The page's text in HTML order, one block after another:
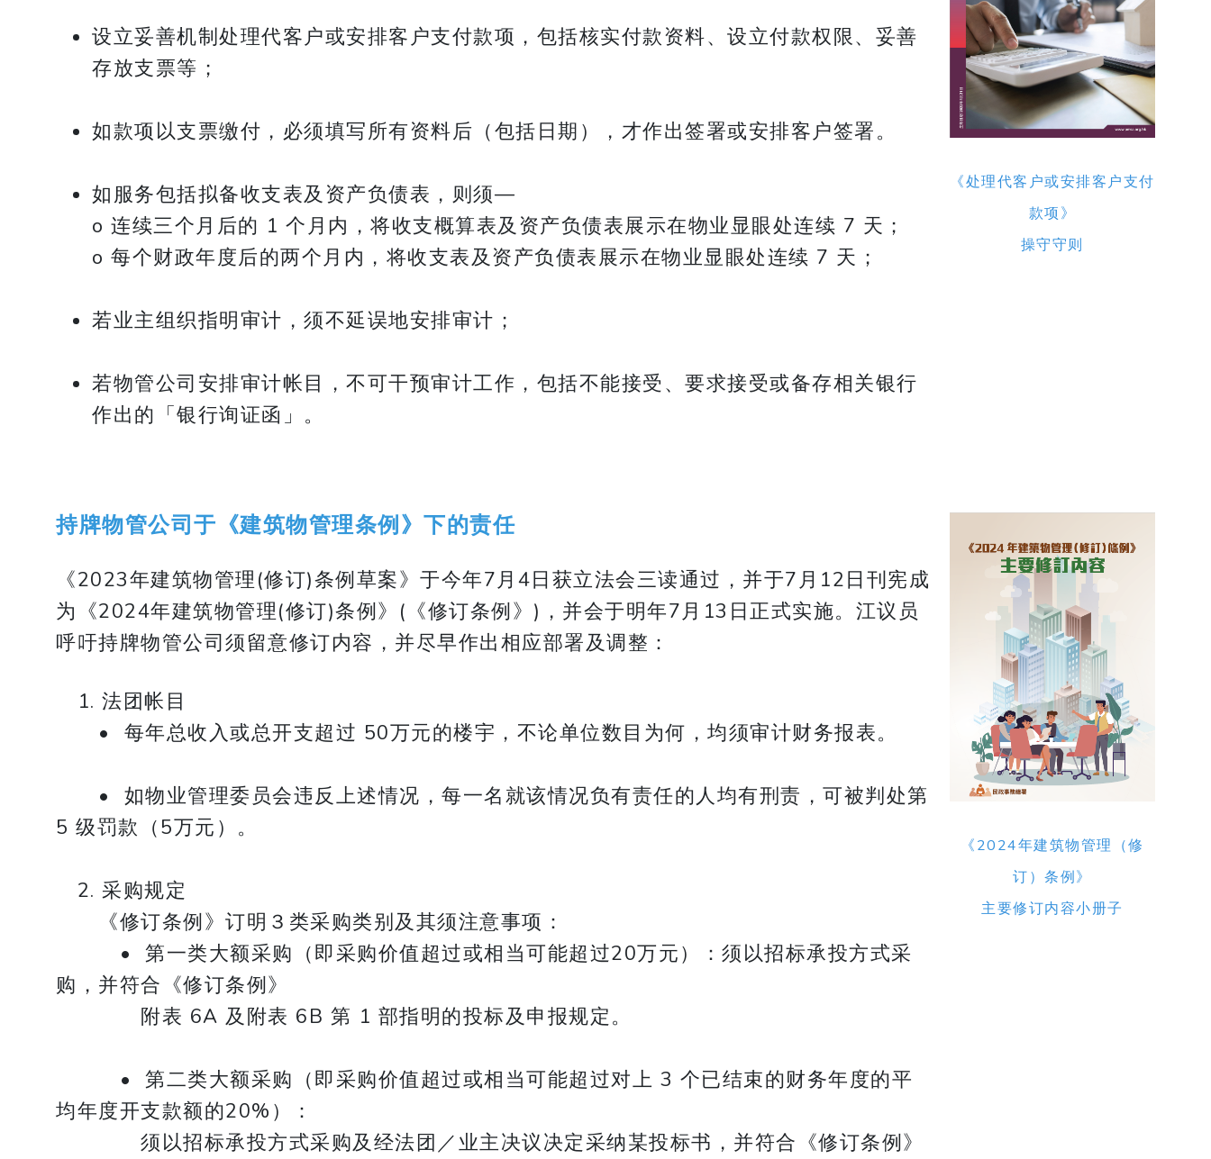
设立妥善机制处理代客户或安排客户支付款项，包括核实付款资料、设立付款权限、妥善
存放支票等；
如款项以支票缴付，必须填写所有资料后（包括日期），才作出签署或安排客户签署。
如服务包括拟备收支表及资产负债表，则须—
o 连续三个月后的 1 个月内，将收支概算表及资产负债表展示在物业显眼处连续 7 天；
o 每个财政年度后的两个月内，将收支表及资产负债表展示在物业显眼处连续 7 天；
若业主组织指明审计，须不延误地安排审计；
若物管公司安排审计帐目，不可干预审计工作，包括不能接受、要求接受或备存相关银行
作出的「银行询证函」。
《处理代客户或安排客户支付
款项》
​​​​​​​操守守则
持牌物管公司于《建筑物管理条例》下的责任
《2023年建筑物管理(修订)条例草案》于今年7月4日获立法会三读通过，并于7月12日刊宪成
为《2024年建筑物管理(修订)条例》(《修订条例》)，并会于明年7月13日正式实施。江议员
呼吁持牌物管公司须留意修订内容，并尽早作出相应部署及调整：
1. 法团帐目
• 每年总收入或总开支超过 50万元的楼宇，不论单位数目为何，均须审计财务报表。
• 如物业管理委员会违反上述情况，每一名就该情况负有责任的人均有刑责，可被判处第
5 级罚款（5万元）。
2. 采购规定
《修订条例》订明３类采购类别及其须注意事项：
​​​​​​ ​• 第一类大额采购（即采购价值超过或相当可能超过20万元）：须以招标承投方式采
购，并符合《修订条例》
附表 6A 及附表 6B 第 1 部指明的投标及申报规定。
• 第二类大额采购（即采购价值超过或相当可能超过对上 3 个已结束的财务年度的平
均年度开支款额的20%）：
须以招标承投方式采购及经法团／业主决议决定采纳某投标书，并符合《修订条例》
《2024年建筑物管理（修
订）条例》
​​​​​​​主要修订内容小册子